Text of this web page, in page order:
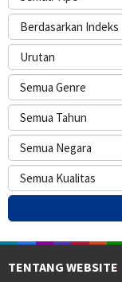
TENTANG WEBSITE